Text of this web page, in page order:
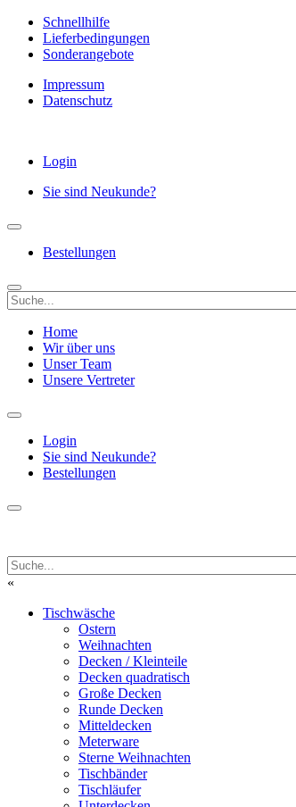
Schnellhilfe
Lieferbedingungen
Sonderangebote
Impressum
Datenschutz
Login
Sie sind Neukunde?
Bestellungen
Home
Wir über uns
Unser Team
Unsere Vertreter
Login
Sie sind Neukunde?
Bestellungen
«
Tischwäsche
Ostern
Weihnachten
Decken / Kleinteile
Decken quadratisch
Große Decken
Runde Decken
Mitteldecken
Meterware
Sterne Weihnachten
Tischbänder
Tischläufer